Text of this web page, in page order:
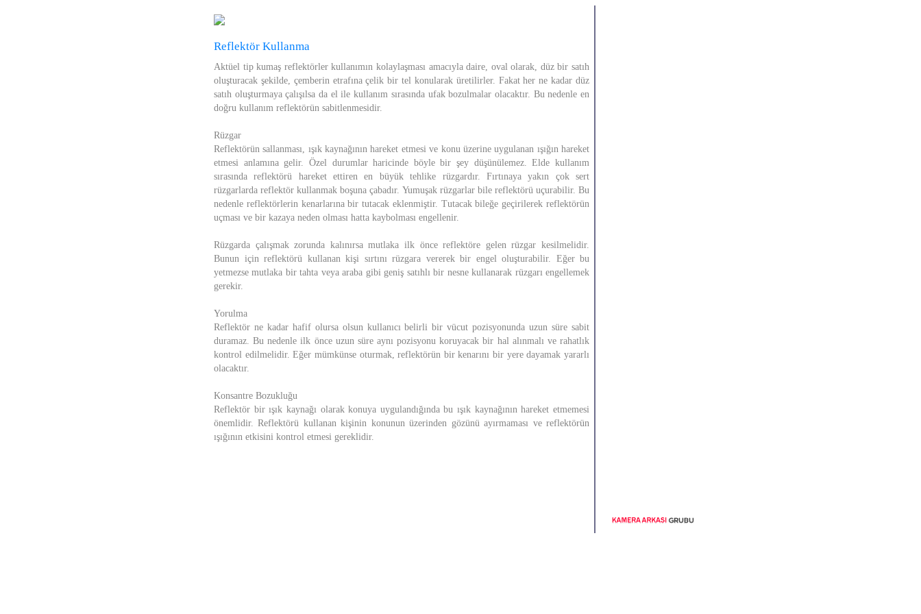
Reflektör Kullanma
Aktüel tip kumaş reflektörler kullanımın kolaylaşması amacıyla daire, oval olarak, düz bir satıh
oluşturacak şekilde, çemberin etrafına çelik bir tel konularak üretilirler. Fakat her ne kadar düz
satıh oluşturmaya çalışılsa da el ile kullanım sırasında ufak bozulmalar olacaktır. Bu nedenle en
doğru kullanım reflektörün sabitlenmesidir.
Rüzgar
Reflektörün sallanması, ışık kaynağının hareket etmesi ve konu üzerine uygulanan ışığın hareket
etmesi anlamına gelir. Özel durumlar haricinde böyle bir şey düşünülemez. Elde kullanım
sırasında reflektörü hareket ettiren en büyük tehlike rüzgardır. Fırtınaya yakın çok sert
rüzgarlarda reflektör kullanmak boşuna çabadır. Yumuşak rüzgarlar bile reflektörü uçurabilir. Bu
nedenle reflektörlerin kenarlarına bir tutacak eklenmiştir. Tutacak bileğe geçirilerek reflektörün
uçması ve bir kazaya neden olması hatta kaybolması engellenir.
Rüzgarda çalışmak zorunda kalınırsa mutlaka ilk önce reflektöre gelen rüzgar kesilmelidir.
Bunun için reflektörü kullanan kişi sırtını rüzgara vererek bir engel oluşturabilir. Eğer bu
yetmezse mutlaka bir tahta veya araba gibi geniş satıhlı bir nesne kullanarak rüzgarı engellemek
gerekir.
Yorulma
Reflektör ne kadar hafif olursa olsun kullanıcı belirli bir vücut pozisyonunda uzun süre sabit
duramaz. Bu nedenle ilk önce uzun süre aynı pozisyonu koruyacak bir hal alınmalı ve rahatlık
kontrol edilmelidir. Eğer mümkünse oturmak, reflektörün bir kenarını bir yere dayamak yararlı
olacaktır.
Konsantre Bozukluğu
Reflektör bir ışık kaynağı olarak konuya uygulandığında bu ışık kaynağının hareket etmemesi
önemlidir. Reflektörü kullanan kişinin konunun üzerinden gözünü ayırmaması ve reflektörün
ışığının etkisini kontrol etmesi gereklidir.